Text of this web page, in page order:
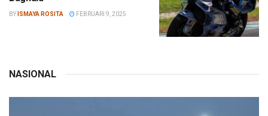
BY ISMAYA ROSITA FEBRUARI 9, 2025
NASIONAL